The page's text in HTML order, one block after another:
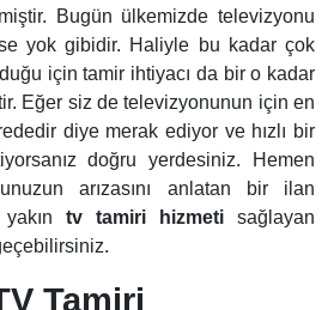
Bugün ülkemizde televizyonu
yok gibidir. Haliyle bu kadar çok
için tamir ihtiyacı da bir o kadar
Eğer siz de televizyonunun için en
diye merak ediyor ve hızlı bir
doğru yerdesiniz. Hemen
arızasını anlatan bir ilan
tv tamiri hizmeti sağlayan
Tamiri